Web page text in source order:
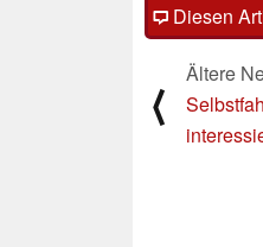
Diesen
⟨
Ältere